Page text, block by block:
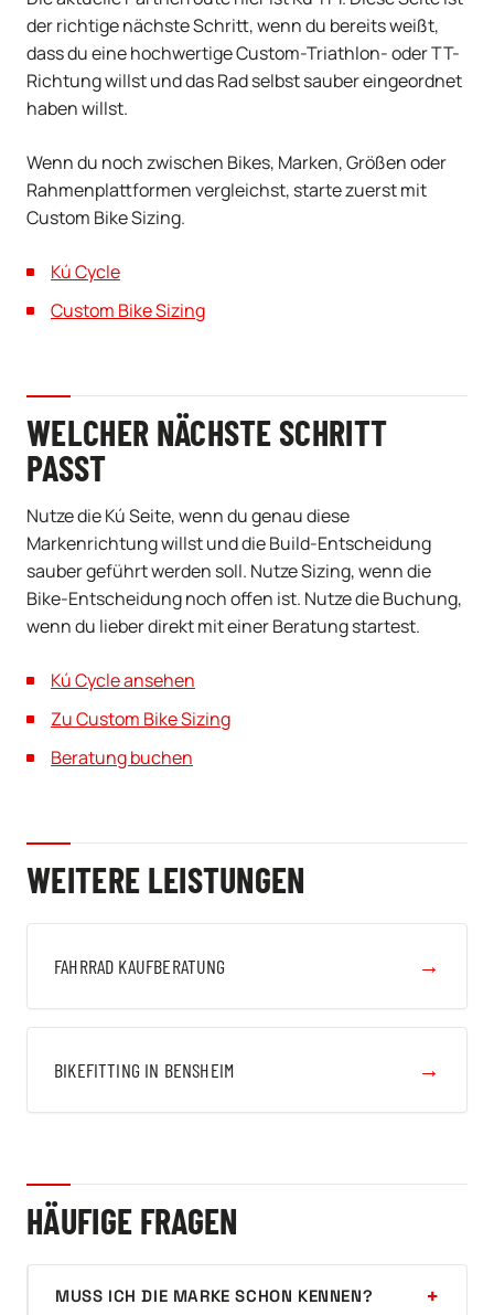
der richtige nächste Schritt, wenn du bereits weißt,
dass du eine hochwertige Custom-Triathlon- oder TT-
Richtung willst und das Rad selbst sauber eingeordnet
haben willst.
Wenn du noch zwischen Bikes, Marken, Größen oder
Rahmenplattformen vergleichst, starte zuerst mit
Custom Bike Sizing.
Kú Cycle
Custom Bike Sizing
WELCHER NÄCHSTE SCHRITT
PASST
Nutze die Kú Seite, wenn du genau diese
Markenrichtung willst und die Build-Entscheidung
sauber geführt werden soll. Nutze Sizing, wenn die
Bike-Entscheidung noch offen ist. Nutze die Buchung,
wenn du lieber direkt mit einer Beratung startest.
Kú Cycle ansehen
Zu Custom Bike Sizing
Beratung buchen
WEITERE LEISTUNGEN
FAHRRAD KAUFBERATUNG →
BIKEFITTING IN BENSHEIM →
HÄUFIGE FRAGEN
MUSS ICH DIE MARKE SCHON KENNEN?